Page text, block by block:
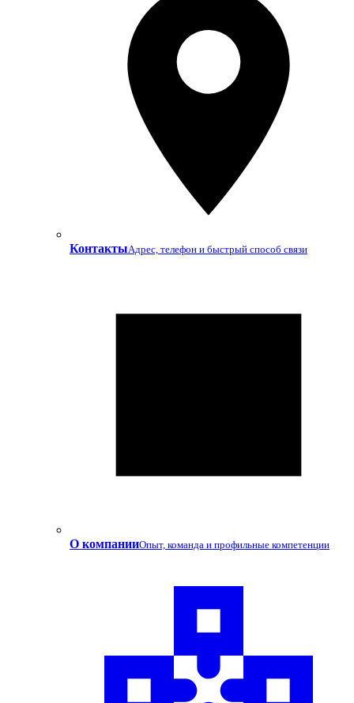
КонтактыАдрес, телефон и быстрый способ связи
О компанииОпыт, команда и профильные компетенции